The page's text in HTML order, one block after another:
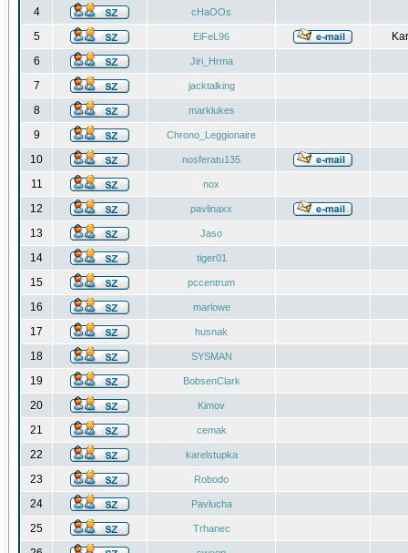
4 cHaOOs
5 EiFeL96
6
Jiri_Hrma
7 jacktalking
8 marklukes
9 Chrono_Leggionaire
10 nosferatu135
11 nox
12 pavlinaxx
13 Jaso
14 tiger01
15 pccentrum
16 marlowe
17 husnak
18 SYSMAN
19 BobsenClark
20 Kimov
21 cemak
22 karelstupka
23 Robodo
24 Pavlucha
25 Trhanec